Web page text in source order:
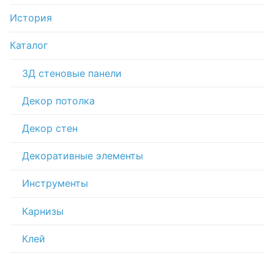
История
Каталог
3Д стеновые панели
Декор потолка
Декор стен
Декоративные элементы
Инструменты
Карнизы
Клей